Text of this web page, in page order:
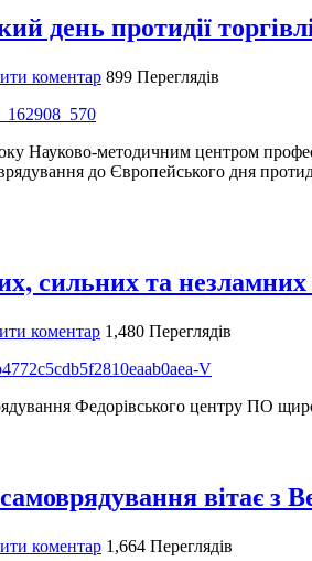
день протидії
коментар 899 Переглядів
Науково-методичним центром
до Європейського дня
сильних та
коментар 1,480 Переглядів
Федорівського центру ПО
вітає з
коментар 1,664 Переглядів